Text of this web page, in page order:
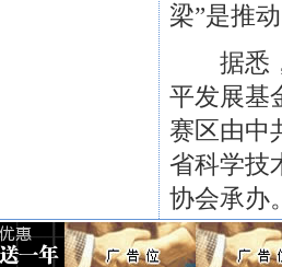
梁”是推
据悉，
平发展基
赛区由中
省科学技
协会承办